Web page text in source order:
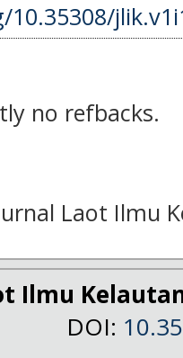
no refbacks.
Laot Ilmu
Ilmu
DOI: